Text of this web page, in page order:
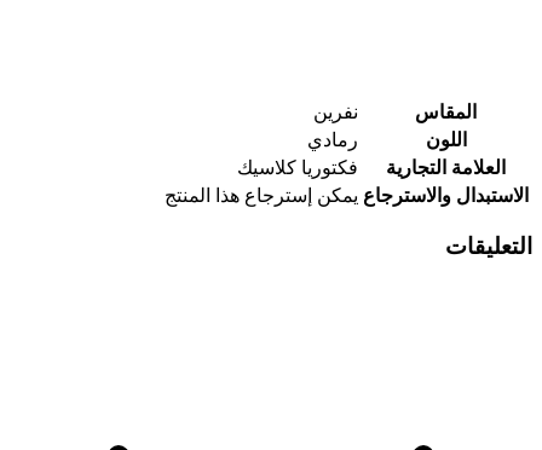
المقاس
نفرين
اللون
رمادي
العلامة التجارية
فكتوريا كلاسيك
الاستبدال والاسترجاع يمكن إسترجاع هذا المنتج
التعليقات